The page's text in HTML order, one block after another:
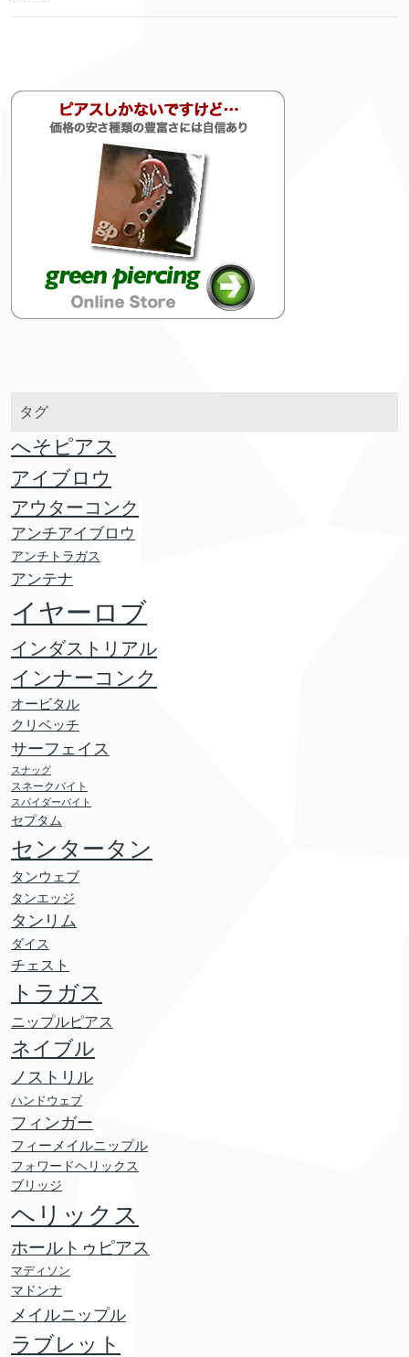
タグ
へそピアス
アイブロウ
アウターコンク
アンチアイブロウ
アンチトラガス
アンテナ
イヤーロブ
インダストリアル
インナーコンク
オービタル
クリベッチ
サーフェイス
スナッグ
スネークバイト
スパイダーバイト
セプタム
センタータン
タンウェブ
タンエッジ
タンリム
ダイス
チェスト
トラガス
ニップルピアス
ネイブル
ノストリル
ハンドウェブ
フィンガー
フィーメイルニップル
フォワードヘリックス
ブリッジ
ヘリックス
ホールトゥピアス
マディソン
マドンナ
メイルニップル
ラブレット